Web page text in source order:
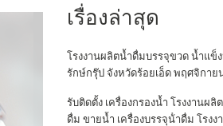
เรื่องล่าสุด
โรงงานผลิตน้ำดื่มบรรจุขวด น้ำแข็
รักษ์กรุ๊ป จังหวัดร้อยเอ็ดพฤศจิกาย
รับติดตั้ง เครื่องกรองน้ำ โรงงานผ
ดื่ม ขายน้ำ เครื่องบรรจุน้ําดื่ม โรง